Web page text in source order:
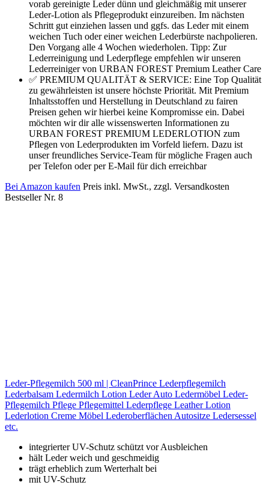
vorab gereinigte Leder dünn und gleichmäßig mit unserer
Leder-Lotion als Pflegeprodukt einzureiben. Im nächsten
Schritt gut einziehen lassen und ggfs. das Leder mit einem
weichen Tuch oder einer weichen Lederbürste nachpolieren.
Den Vorgang alle 4 Wochen wiederholen. Tipp: Zur
Lederreinigung und Lederpflege empfehlen wir unseren
Lederreiniger von URBAN FOREST Premium Leather Care
✅ PREMIUM QUALITÄT & SERVICE: Eine Top Qualität
zu gewährleisten ist unsere höchste Priorität. Mit Premium
Inhaltsstoffen und Herstellung in Deutschland zu fairen
Preisen gehen wir hierbei keine Kompromisse ein. Dabei
möchten wir dir alle wissenswerten Informationen zu
URBAN FOREST PREMIUM LEDERLOTION zum
Pflegen von Lederprodukten im Vorfeld liefern. Dazu ist
unser freundliches Service-Team für mögliche Fragen auch
per Telefon oder per E-Mail für dich erreichbar
Bei Amazon kaufen Preis inkl. MwSt., zzgl. Versandkosten
Bestseller Nr. 8
Leder-Pflegemilch 500 ml | CleanPrince Lederpflegemilch
Lederbalsam Ledermilch Lotion Leder Auto Ledermöbel Leder-
Pflegemilch Pflege Pflegemittel Lederpflege Leather Lotion
Lederlotion Creme Möbel Lederoberflächen Autositze Ledersessel
etc.
integrierter UV-Schutz schützt vor Ausbleichen
hält Leder weich und geschmeidig
trägt erheblich zum Werterhalt bei
mit UV-Schutz